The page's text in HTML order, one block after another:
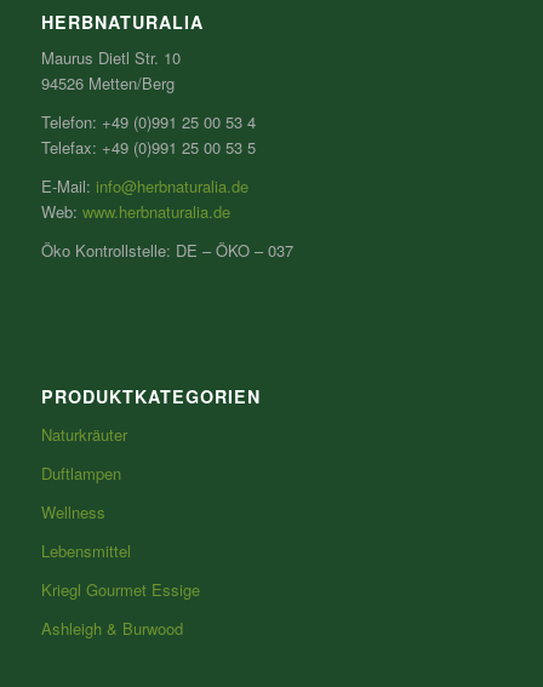
HERBNATURALIA
Maurus Dietl Str. 10
94526 Metten/Berg
Telefon: +49 (0)991 25 00 53 4
Telefax: +49 (0)991 25 00 53 5
E-Mail: info@herbnaturalia.de
Web: www.herbnaturalia.de
Öko Kontrollstelle: DE – ÖKO – 037
PRODUKTKATEGORIEN
Naturkräuter
Duftlampen
Wellness
Lebensmittel
Kriegl Gourmet Essige
Ashleigh & Burwood